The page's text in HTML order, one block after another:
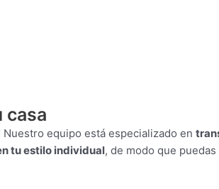
casa
Nuestro equipo está especializado en
tu estilo individual, de modo que